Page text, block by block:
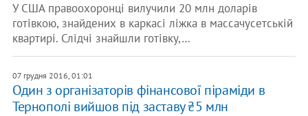
У США правоохоронці вилучили 20 млн доларів
готівкою, знайдених в каркасі ліжка в массачусетській
квартирі. Слідчі знайшли готівку,…
07 грудня 2016, 01:01
Один з організаторів фінансової піраміди в
Тернополі вийшов під заставу ₴5 млн